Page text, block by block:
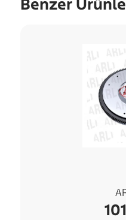
Benzer